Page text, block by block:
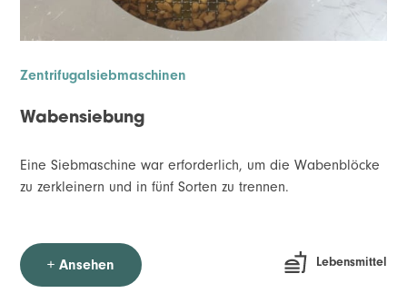
Zentrifugalsiebmaschinen
Wabensiebung
Eine Siebmaschine war erforderlich, um die Wabenblöcke
zu zerkleinern und in fünf Sorten zu trennen.
+ Ansehen Lebensmittel